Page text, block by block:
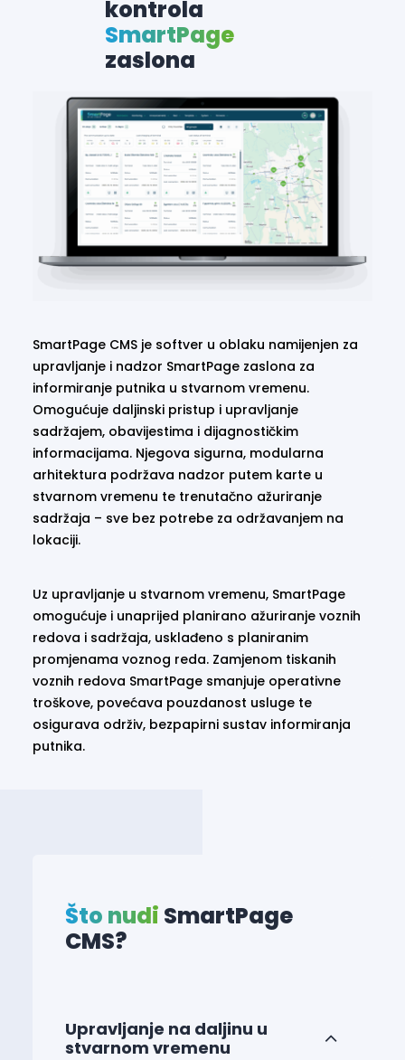
kontrola
SmartPage
zaslona
SmartPage CMS je softver u oblaku namijenjen za
upravljanje i nadzor SmartPage zaslona za
informiranje putnika u stvarnom vremenu.
Omogućuje daljinski pristup i upravljanje
sadržajem, obavijestima i dijagnostičkim
informacijama. Njegova sigurna, modularna
arhitektura podržava nadzor putem karte u
stvarnom vremenu te trenutačno ažuriranje
sadržaja – sve bez potrebe za održavanjem na
lokaciji.
Uz upravljanje u stvarnom vremenu, SmartPage
omogućuje i unaprijed planirano ažuriranje voznih
redova i sadržaja, usklađeno s planiranim
promjenama voznog reda. Zamjenom tiskanih
voznih redova SmartPage smanjuje operativne
troškove, povećava pouzdanost usluge te
osigurava održiv, bezpapirni sustav informiranja
putnika.
Što nudi SmartPage
CMS?
Upravljanje na daljinu u
stvarnom vremenu